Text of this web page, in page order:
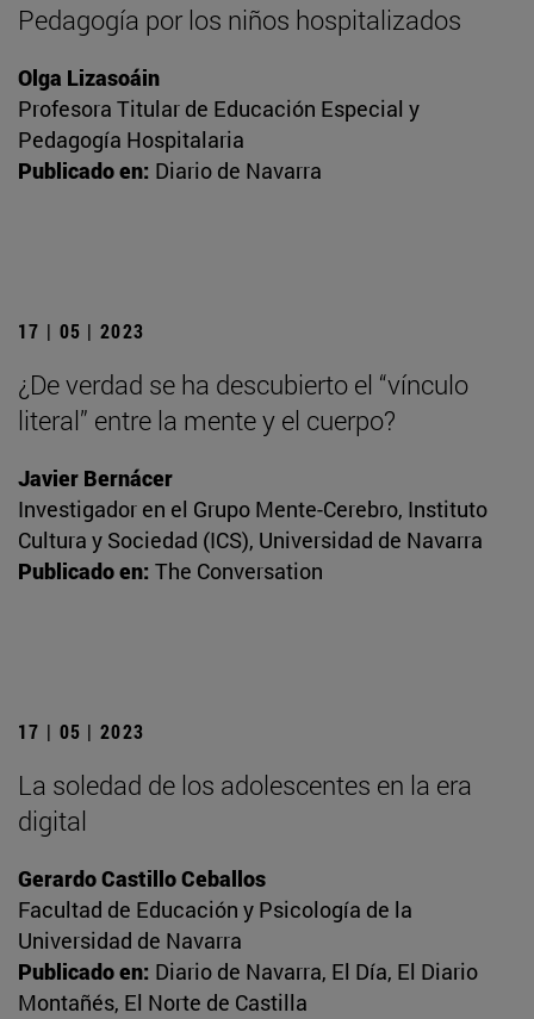
Pedagogía por los niños hospitalizados
Olga Lizasoáin
Profesora Titular de Educación Especial y
Pedagogía Hospitalaria
Publicado en: Diario de Navarra
17 | 05 | 2023
¿De verdad se ha descubierto el “vínculo
literal” entre la mente y el cuerpo?
Javier Bernácer
Investigador en el Grupo Mente-Cerebro, Instituto
Cultura y Sociedad (ICS), Universidad de Navarra
Publicado en: The Conversation
17 | 05 | 2023
La soledad de los adolescentes en la era
digital
Gerardo Castillo Ceballos
Facultad de Educación y Psicología de la
Universidad de Navarra
Publicado en: Diario de Navarra, El Día, El Diario
Montañés, El Norte de Castilla